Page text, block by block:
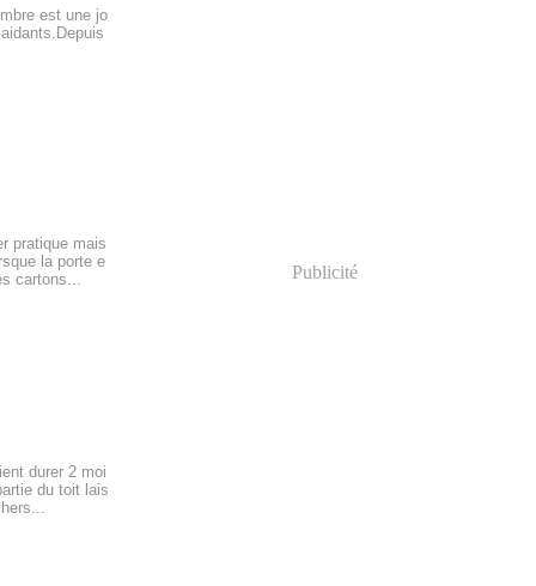
est une jo
pratique mais
la porte e
cartons...
durer 2 moi
du toit lais
Publicité